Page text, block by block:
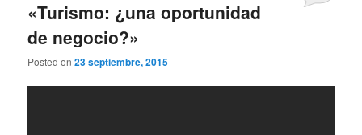
«Turismo: ¿una oportunidad
de negocio?»
Posted on23 septiembre, 2015